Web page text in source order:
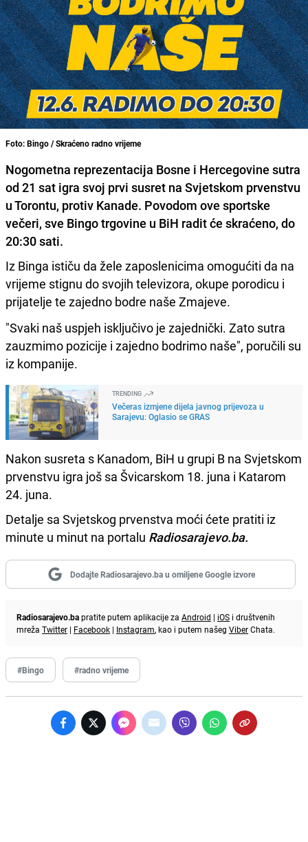
Foto: Bingo / Skraćeno radno vrijeme
Nogometna reprezentacija Bosne i Hercegovine sutra
od 21 sat igra svoj prvi susret na Svjetskom prvenstvu
u Torontu, protiv Kanade. Povodom ove sportske
večeri, sve Bingo trgovine u BiH radit će skraćeno, do
20:30 sati.
Iz Binga ističu da žele zaposlenicima omogućiti da na
vrijeme stignu do svojih televizora, okupe porodicu i
prijatelje te zajedno bodre naše Zmajeve.
"Svaki naš uspjeh isključivo je zajednički. Zato sutra
zauzmimo pozicije i zajedno bodrimo naše", poručili su
iz kompanije.
TRENDING
Večeras izmjene dijela javnog prijevoza u
Sarajevu: Oglasio se GRAS
Nakon susreta s Kanadom, BiH u grupi B na Svjetskom
prvenstvu igra još sa Švicarskom 18. juna i Katarom
24. juna.
Detalje sa Svjetskog prvenstva moći ćete pratiti iz
minute u minut na portalu Radiosarajevo.ba.
Dodajte Radiosarajevo.ba u omiljene Google izvore
Radiosarajevo.bapratite putem aplikacije za Android | iOS i društvenih
mreža Twitter | Facebook | Instagram, kao i putem našeg ViberChata.
#Bingo #radno vrijeme